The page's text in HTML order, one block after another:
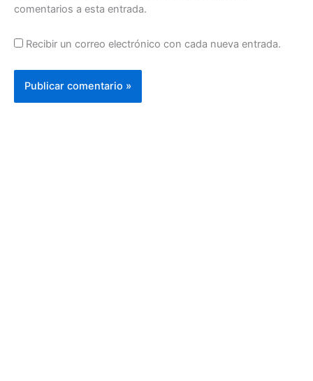
comentarios a esta entrada.
Recibir un correo electrónico con cada nueva entrada.